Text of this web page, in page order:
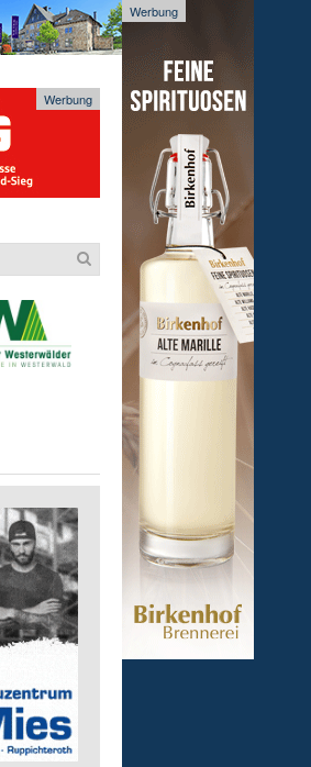
Werbung
Werbung